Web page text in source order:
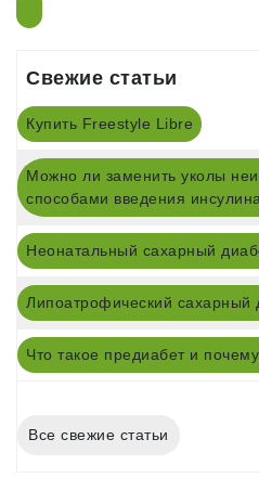
Свежие статьи
Купить Freestyle Libre
Можно ли заменить уколы
способами введения
Неонатальный сахарный
Липоатрофический сахарный
Что такое предиабет и
Все свежие статьи